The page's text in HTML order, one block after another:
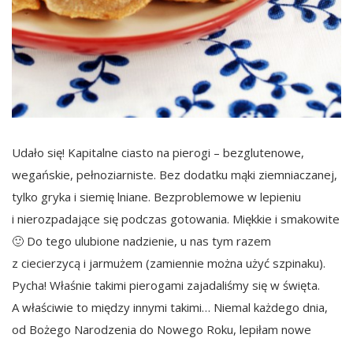
Udało się! Kapitalne ciasto na pierogi – bezglutenowe,
wegańskie, pełnoziarniste. Bez dodatku mąki ziemniaczanej,
tylko gryka i siemię lniane. Bezproblemowe w lepieniu
i nierozpadające się podczas gotowania. Miękkie i smakowite
🙂 Do tego ulubione nadzienie, u nas tym razem
z ciecierzycą i jarmużem (zamiennie można użyć szpinaku).
Pycha! Właśnie takimi pierogami zajadaliśmy się w święta.
A właściwie to między innymi takimi… Niemal każdego dnia,
od Bożego Narodzenia do Nowego Roku, lepiłam nowe